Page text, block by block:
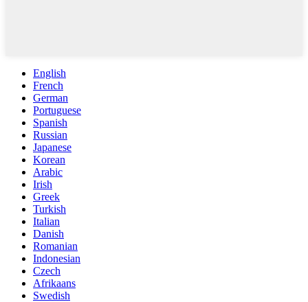
English
French
German
Portuguese
Spanish
Russian
Japanese
Korean
Arabic
Irish
Greek
Turkish
Italian
Danish
Romanian
Indonesian
Czech
Afrikaans
Swedish